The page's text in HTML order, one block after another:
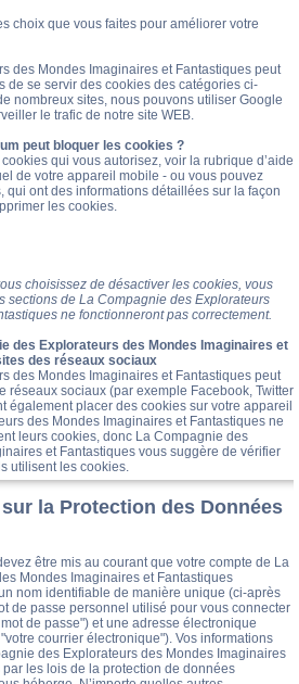
choix que vous faites pour améliorer votre
des Mondes Imaginaires et Fantastiques peut
de se servir des cookies des catégories ci-
nombreux sites, nous pouvons utiliser Google
le trafic de notre site WEB.
peut bloquer les cookies ?
qui vous autorisez, voir la rubrique d’aide
de votre appareil mobile - ou vous pouvez
qui ont des informations détaillées sur la façon
les cookies.
choisissez de désactiver les cookies, vous
sections de La Compagnie des Explorateurs
ne fonctionneront pas correctement.
des Explorateurs des Mondes Imaginaires et
des réseaux sociaux
des Mondes Imaginaires et Fantastiques peut
réseaux sociaux (par exemple Facebook, Twitter
également placer des cookies sur votre appareil
des Mondes Imaginaires et Fantastiques ne
leurs cookies, donc La Compagnie des
et Fantastiques vous suggère de vérifier
utilisent les cookies.
la Protection des Données
être mis au courant que votre compte de La
Mondes Imaginaires et Fantastiques
nom identifiable de manière unique (ci-après
de passe personnel utilisé pour vous connecter
de passe") et une adresse électronique
courrier électronique"). Vos informations
des Explorateurs des Mondes Imaginaires
les lois de la protection de données